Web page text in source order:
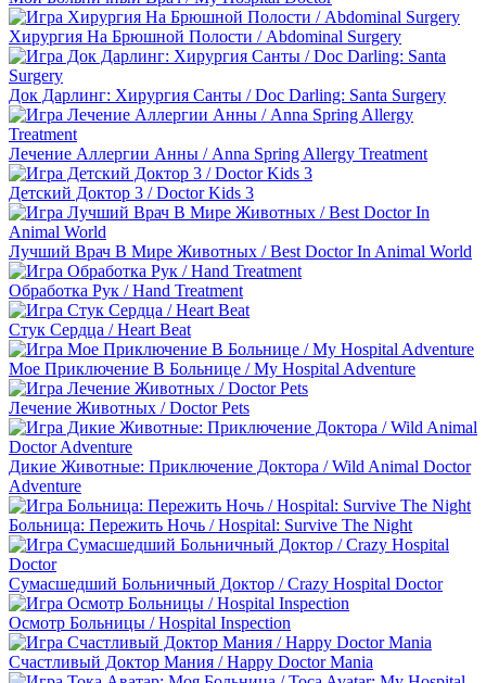
Хирургия На Брюшной Полости / Abdominal Surgery
Док Дарлинг: Хирургия Санты / Doc Darling: Santa Surgery
Лечение Аллергии Анны / Anna Spring Allergy Treatment
Детский Доктор 3 / Doctor Kids 3
Лучший Врач В Мире Животных / Best Doctor In Animal World
Обработка Рук / Hand Treatment
Стук Сердца / Heart Beat
Мое Приключение В Больнице / My Hospital Adventure
Лечение Животных / Doctor Pets
Дикие Животные: Приключение Доктора / Wild Animal Doctor
Adventure
Больница: Пережить Ночь / Hospital: Survive The Night
Сумасшедший Больничный Доктор / Crazy Hospital Doctor
Осмотр Больницы / Hospital Inspection
Счастливый Доктор Мания / Happy Doctor Mania